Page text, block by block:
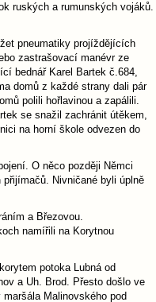
ruských a rumunských vojáků.
pneumatiky projíždějících
zastrašovací manévr ze
bednář Karel Bartek č.684,
domů z každé strany dali pár
polili hořlavinou a zapálili.
se snažil zachránit útěkem,
na horní škole odvezen do
O něco později Němci
Nivničané byli úplně
a Březovou.
namířili na Korytnou
potoka Lubná od
a Uh. Brod. Přesto došlo ve
Malinovského pod